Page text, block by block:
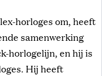
horloges om, heeft
samenwerking
horlogelijn, en hij is
Hij heeft